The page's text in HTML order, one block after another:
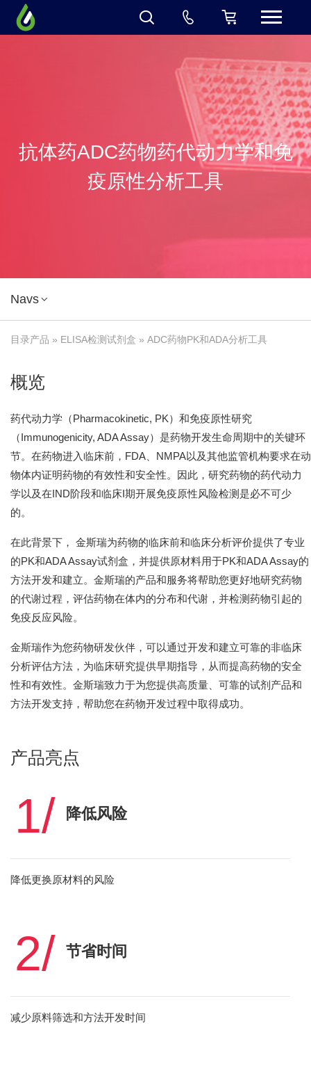
抗体药ADC药物药代动力学和免
疫原性分析工具
Navs
目录产品 » ELISA检测试剂盒 » ADC药物PK和ADA分析工具
概览
药代动力学（Pharmacokinetic, PK）和免疫原性研究
（Immunogenicity, ADA Assay）是药物开发生命周期中的关键环
节。在药物进入临床前，FDA、NMPA以及其他监管机构要求在动
物体内证明药物的有效性和安全性。因此，研究药物的药代动力
学以及在IND阶段和临床I期开展免疫原性风险检测是必不可少
的。
在此背景下， 金斯瑞为药物的临床前和临床分析评价提供了专业
的PK和ADA Assay试剂盒，并提供原材料用于PK和ADA Assay的
方法开发和建立。金斯瑞的产品和服务将帮助您更好地研究药物
的代谢过程，评估药物在体内的分布和代谢，并检测药物引起的
免疫反应风险。
金斯瑞作为您药物研发伙伴，可以通过开发和建立可靠的非临床
分析评估方法，为临床研究提供早期指导，从而提高药物的安全
性和有效性。金斯瑞致力于为您提供高质量、可靠的试剂产品和
方法开发支持，帮助您在药物开发过程中取得成功。
产品亮点
1/ 降低风险
降低更换原材料的风险
2/ 节省时间
减少原料筛选和方法开发时间